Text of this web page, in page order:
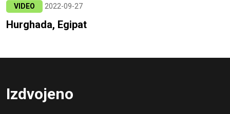
VIDEO 2022-09-27
Hurghada, Egipat
Izdvojeno